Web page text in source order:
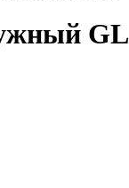
GL